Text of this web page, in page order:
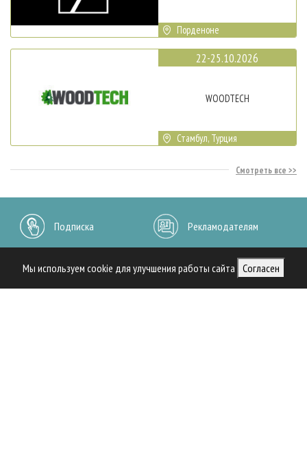
Мы используем cookie для улучшения работы сайта Согласен
Порденоне
22-25.10.2026
WOODTECH
Стамбул, Турция
Смотреть все
Подписка Рекламодателям
Архив журналов Контакты